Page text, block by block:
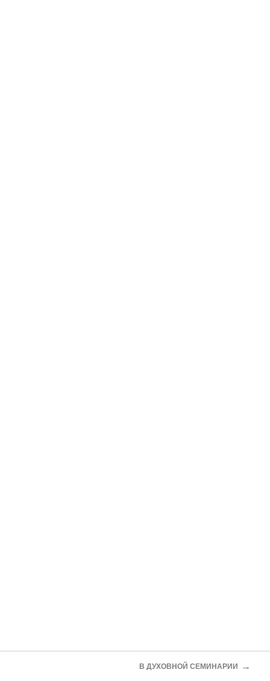
В ДУХОВНОЙ СЕМИНАРИИ →